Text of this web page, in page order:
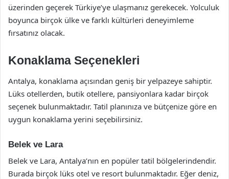
üzerinden geçerek Türkiye’ye ulaşmanız gerekecek. Yolculuk
boyunca birçok ülke ve farklı kültürleri deneyimleme
fırsatınız olacak.
Konaklama Seçenekleri
Antalya, konaklama açısından geniş bir yelpazeye sahiptir.
Lüks otellerden, butik otellere, pansiyonlara kadar birçok
seçenek bulunmaktadır. Tatil planınıza ve bütçenize göre en
uygun konaklama yerini seçebilirsiniz.
Belek ve Lara
Belek ve Lara, Antalya’nın en popüler tatil bölgelerindendir.
Burada birçok lüks otel ve resort bulunmaktadır. Eğer deniz,